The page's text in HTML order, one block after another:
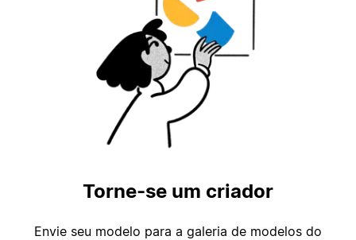
Torne-se um criador
Envie seu modelo para a galeria de modelos do